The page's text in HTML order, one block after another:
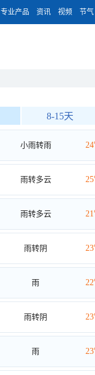
专业产品 资讯 视频 节气
8-15天
小雨转雨
雨转多云
雨转多云
雨转阴
雨
雨转阴
雨